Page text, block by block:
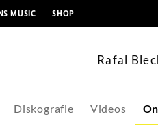
MUSIC SHOP
Rafal
Diskografie Videos